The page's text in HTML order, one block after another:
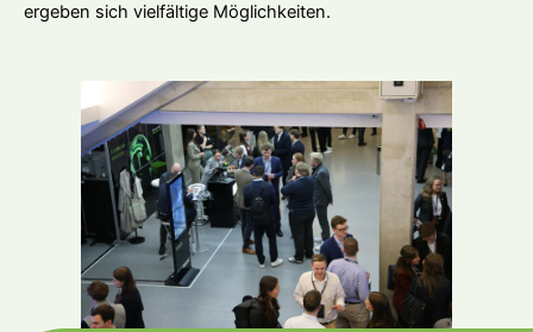
ergeben sich vielfältige Möglichkeiten.